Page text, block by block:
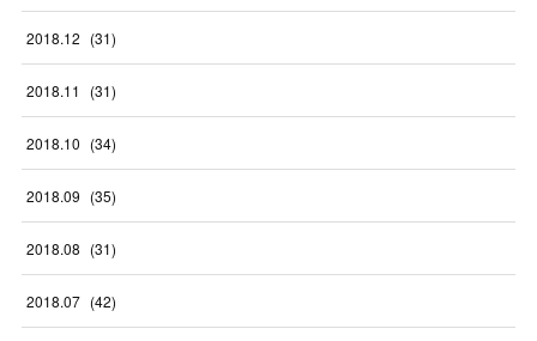
2018.12 (31)
2018.11 (31)
2018.10 (34)
2018.09 (35)
2018.08 (31)
2018.07 (42)